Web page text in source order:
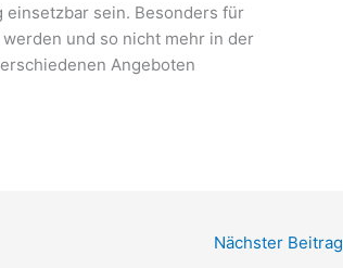
sein. Besonders für
und so nicht mehr in der
Angeboten
Nächster Beitrag